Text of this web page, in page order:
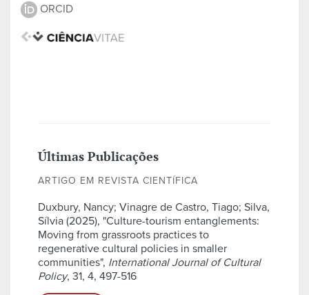
ORCID
Últimas Publicações
ARTIGO EM REVISTA CIENTÍFICA
Duxbury, Nancy; Vinagre de Castro, Tiago; Silva,
Sílvia (2025), "Culture-tourism entanglements:
Moving from grassroots practices to
regenerative cultural policies in smaller
communities", International Journal of Cultural
Policy, 31, 4, 497-516